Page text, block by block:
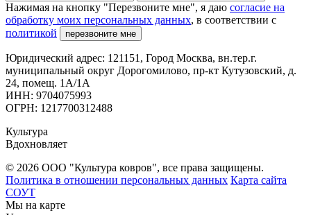
Нажимая на кнопку "Перезвоните мне", я даю согласие на
обработку моих персональных данных, в соответствии с
политикой
перезвоните мне
Юридический адрес: 121151, Город Москва, вн.тер.г.
муниципальный округ Дорогомилово, пр-кт Кутузовский, д.
24, помещ. 1А/1А
ИНН: 9704075993
ОГРН: 1217700312488
Культура
Вдохновляет
© 2026 ООО "Культура ковров", все права защищены.
Политика в отношении персональных данных Карта сайта
СОУТ
Мы на карте